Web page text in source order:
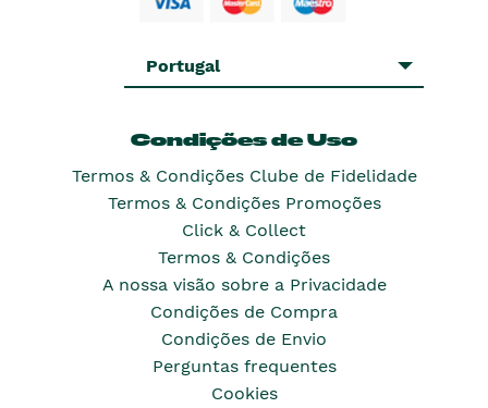
Portugal
Condições de Uso
Termos & Condições Clube de Fidelidade
Termos & Condições Promoções
Click & Collect
Termos & Condições
A nossa visão sobre a Privacidade
Condições de Compra
Condições de Envio
Perguntas frequentes
Cookies